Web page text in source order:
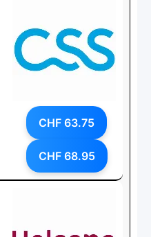
CHF 63.75
CHF 68.95